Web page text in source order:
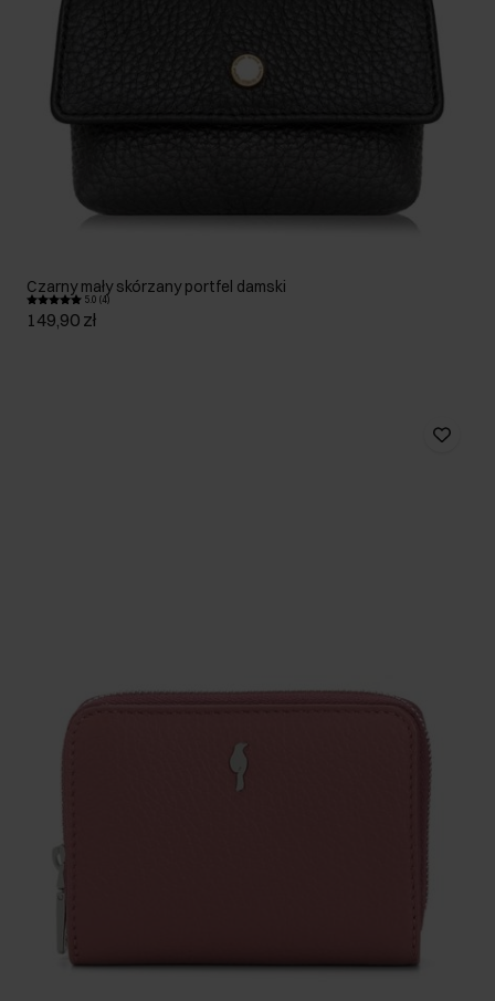
Czarny mały skórzany portfel damski
5.0 (4)
149,90 zł